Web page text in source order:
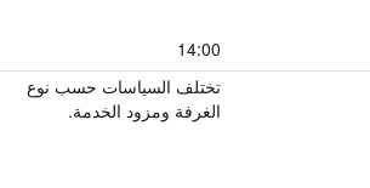
14:00
تختلف السياسات حسب نوع
الغرفة ومزود الخدمة.